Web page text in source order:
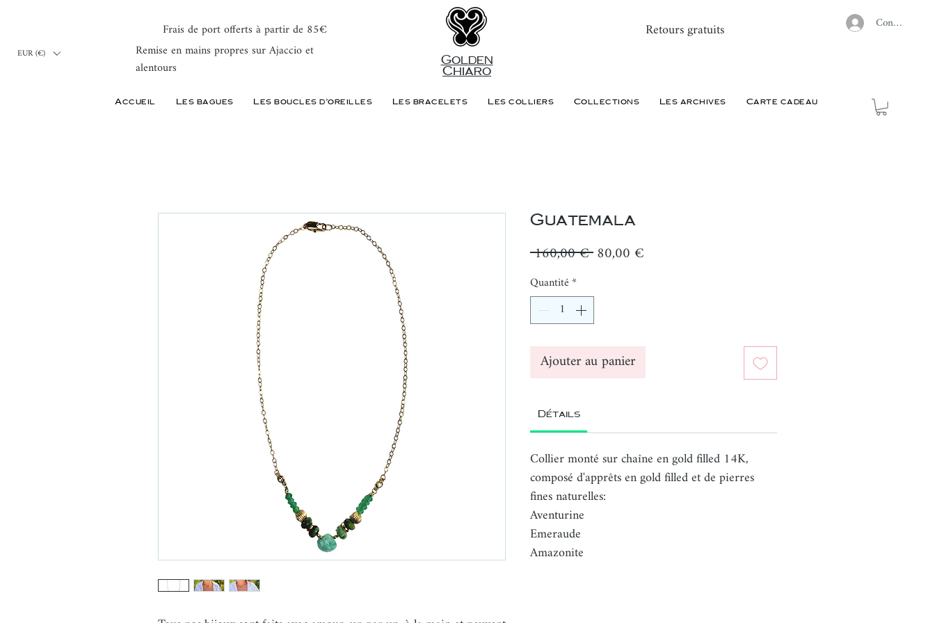
EUR (€)
Frais de port offerts à partir de 85€
Remise en mains propres sur Ajaccio et
alentours
Retours gratuits Connexion
Golden
Chiaro
Accueil Les bagues Les boucles d'oreilles Les bracelets Les colliers Collections Les archives Carte cadeau
Guatemala
160,00 € Prix
80,00 €
Quantité*
Ajouter au panier
Détails
Collier monté sur chaîne en gold filled 14K,
composé d'apprêts en gold filled et de pierres
fines naturelles:
Aventurine
Emeraude
Amazonite